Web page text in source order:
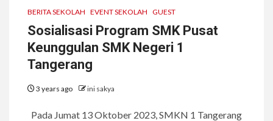
BERITA SEKOLAH EVENT SEKOLAH GUEST
Sosialisasi Program SMK Pusat
Keunggulan SMK Negeri 1
Tangerang
3 years ago ini sakya
Pada Jumat 13 Oktober 2023, SMKN 1 Tangerang